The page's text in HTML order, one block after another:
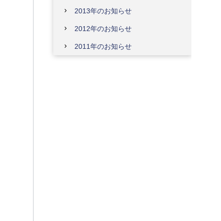
2013年のお知らせ
2012年のお知らせ
2011年のお知らせ